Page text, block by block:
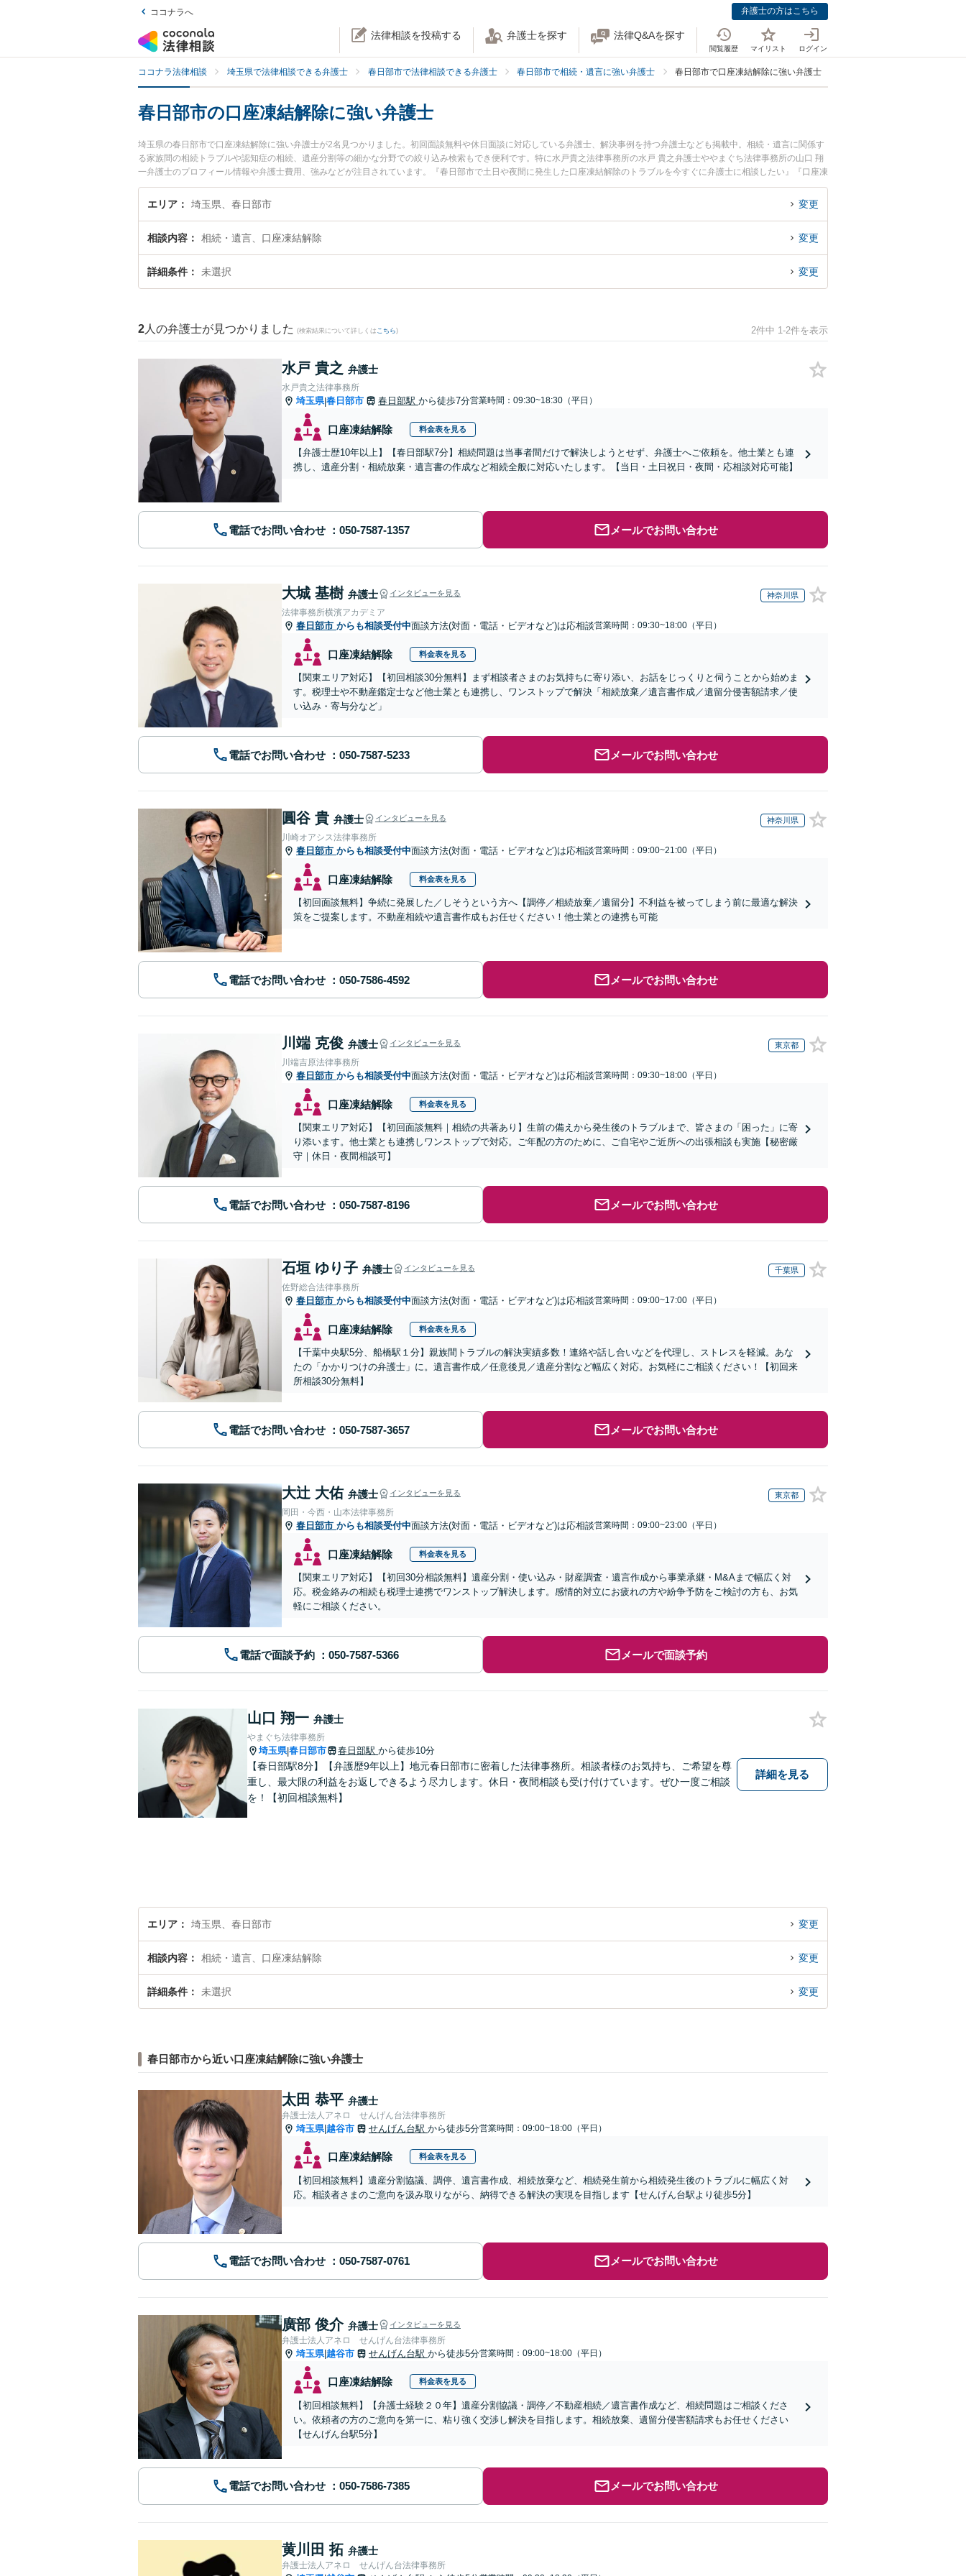
ココナラへ 弁護士の方はこちら
法律相談を投稿する 弁護士を探す 法律Q&Aを探す
閲覧履歴 マイリスト ログイン
ココナラ法律相談 埼玉県で法律相談できる弁護士 春日部市で法律相談できる弁護士 春日部市で相続・遺言に強い弁護士 春日部市で口座凍結解除に強い弁護士
春日部市の口座凍結解除に強い弁護士
埼玉県の春日部市で口座凍結解除に強い弁護士が2名見つかりました。初回面談無料や休日面談に対応している弁護士、解決事例を持つ弁護士なども掲載中。相続・遺言に関係す
る家族間の相続トラブルや認知症の相続、遺産分割等の細かな分野での絞り込み検索もでき便利です。特に水戸貴之法律事務所の水戸 貴之弁護士ややまぐち法律事務所の山口 翔
一弁護士のプロフィール情報や弁護士費用、強みなどが注目されています。『春日部市で土日や夜間に発生した口座凍結解除のトラブルを今すぐに弁護士に相談したい』『口座凍
結解除のトラブル解決の実績豊富な近くの弁護士を検索したい』『初回相談無料で口座凍結解除を法律相談できる春日部市内の弁護士に相談予約したい』などでお困りの相談者さ
んにおすすめです。
エリア 埼玉県、春日部市 変更
相談内容 相続・遺言、口座凍結解除 変更
詳細条件 未選択 変更
2 人の弁護士が見つかりました (検索結果について詳しくは こちら) 2件中 1-2件を表示
水戸 貴之 弁護士
水戸貴之法律事務所
埼玉県|春日部市 春日部駅 から徒歩7分営業時間：09:30~18:30（平日）
口座凍結解除 料金表を見る
【弁護士歴10年以上】【春日部駅7分】相続問題は当事者間だけで解決しようとせず、弁護士へご依頼を。他士業とも連
携し、遺産分割・相続放棄・遺言書の作成など相続全般に対応いたします。【当日・土日祝日・夜間・応相談対応可能】
電話でお問い合わせ メールでお問い合わせ
大城 基樹 弁護士 インタビューを見る 神奈川県
法律事務所横濱アカデミア
春日部市 からも相談受付中面談方法(対面・電話・ビデオなど)は応相談営業時間：09:30~18:00（平日）
口座凍結解除 料金表を見る
【関東エリア対応】【初回相談30分無料】まず相談者さまのお気持ちに寄り添い、お話をじっくりと伺うことから始めま
す。税理士や不動産鑑定士など他士業とも連携し、ワンストップで解決「相続放棄／遺言書作成／遺留分侵害額請求／使
い込み・寄与分など」
電話でお問い合わせ メールでお問い合わせ
圓谷 貴 弁護士 インタビューを見る 神奈川県
川崎オアシス法律事務所
春日部市 からも相談受付中面談方法(対面・電話・ビデオなど)は応相談営業時間：09:00~21:00（平日）
口座凍結解除 料金表を見る
【初回面談無料】争続に発展した／しそうという方へ【調停／相続放棄／遺留分】不利益を被ってしまう前に最適な解決
策をご提案します。不動産相続や遺言書作成もお任せください！他士業との連携も可能
電話でお問い合わせ メールでお問い合わせ
川端 克俊 弁護士 インタビューを見る 東京都
川端吉原法律事務所
春日部市 からも相談受付中面談方法(対面・電話・ビデオなど)は応相談営業時間：09:30~18:00（平日）
口座凍結解除 料金表を見る
【関東エリア対応】【初回面談無料｜相続の共著あり】生前の備えから発生後のトラブルまで、皆さまの「困った」に寄
り添います。他士業とも連携しワンストップで対応。ご年配の方のために、ご自宅やご近所への出張相談も実施【秘密厳
守｜休日・夜間相談可】
電話でお問い合わせ メールでお問い合わせ
石垣 ゆり子 弁護士 インタビューを見る 千葉県
佐野総合法律事務所
春日部市 からも相談受付中面談方法(対面・電話・ビデオなど)は応相談営業時間：09:00~17:00（平日）
口座凍結解除 料金表を見る
【千葉中央駅5分、船橋駅１分】親族間トラブルの解決実績多数！連絡や話し合いなどを代理し、ストレスを軽減。あな
たの「かかりつけの弁護士」に。遺言書作成／任意後見／遺産分割など幅広く対応。お気軽にご相談ください！【初回来
所相談30分無料】
電話でお問い合わせ メールでお問い合わせ
大辻 大佑 弁護士 インタビューを見る 東京都
岡田・今西・山本法律事務所
春日部市 からも相談受付中面談方法(対面・電話・ビデオなど)は応相談営業時間：09:00~23:00（平日）
口座凍結解除 料金表を見る
【関東エリア対応】【初回30分相談無料】遺産分割・使い込み・財産調査・遺言作成から事業承継・M&Aまで幅広く対
応。税金絡みの相続も税理士連携でワンストップ解決します。感情的対立にお疲れの方や紛争予防をご検討の方も、お気
軽にご相談ください。
電話で面談予約 メールで面談予約
山口 翔一 弁護士
やまぐち法律事務所
埼玉県|春日部市 春日部駅 から徒歩10分
【春日部駅8分】【弁護歴9年以上】地元春日部市に密着した法律事務所。相談者様のお気持ち、ご希望を尊
重し、最大限の利益をお返しできるよう尽力します。休日・夜間相談も受け付けています。ぜひ一度ご相談
を！【初回相談無料】
詳細を見る
エリア 埼玉県、春日部市 変更
相談内容 相続・遺言、口座凍結解除 変更
詳細条件 未選択 変更
春日部市から近い口座凍結解除に強い弁護士
太田 恭平 弁護士
弁護士法人アネロ せんげん台法律事務所
埼玉県|越谷市 せんげん台駅 から徒歩5分営業時間：09:00~18:00（平日）
口座凍結解除 料金表を見る
【初回相談無料】遺産分割協議、調停、遺言書作成、相続放棄など、相続発生前から相続発生後のトラブルに幅広く対
応。相談者さまのご意向を汲み取りながら、納得できる解決の実現を目指します【せんげん台駅より徒歩5分】
電話でお問い合わせ メールでお問い合わせ
廣部 俊介 弁護士 インタビューを見る
弁護士法人アネロ せんげん台法律事務所
埼玉県|越谷市 せんげん台駅 から徒歩5分営業時間：09:00~18:00（平日）
口座凍結解除 料金表を見る
【初回相談無料】【弁護士経験２０年】遺産分割協議・調停／不動産相続／遺言書作成など、相続問題はご相談くださ
い。依頼者の方のご意向を第一に、粘り強く交渉し解決を目指します。相続放棄、遺留分侵害額請求もお任せください
【せんげん台駅5分】
電話でお問い合わせ メールでお問い合わせ
黄川田 拓 弁護士
弁護士法人アネロ せんげん台法律事務所